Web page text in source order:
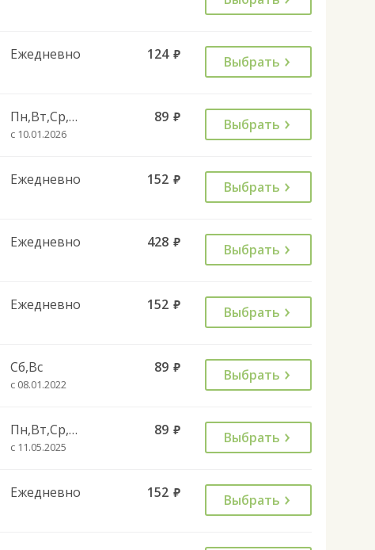
Ежедневно 124 руб. Выбрать
Пн,Вт,Ср,Чт,Сб,Вс
с 10.01.2026
89 руб. Выбрать
Ежедневно 152 руб. Выбрать
Ежедневно 428 руб. Выбрать
Ежедневно 152 руб. Выбрать
Сб,Вс
с 08.01.2022
89 руб. Выбрать
Пн,Вт,Ср,Чт,Пт
с 11.05.2025
89 руб. Выбрать
Ежедневно 152 руб. Выбрать